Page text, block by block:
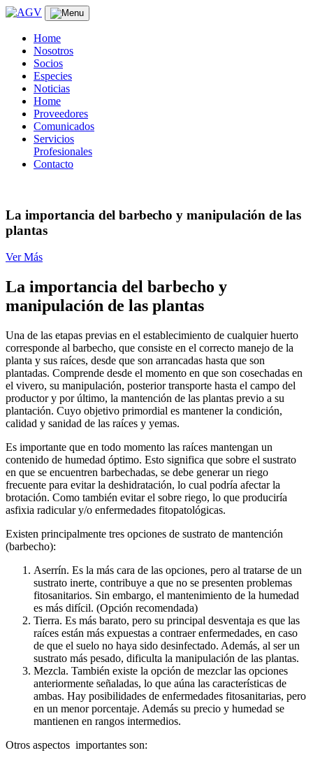
Skip
contentHome
Nosotros
Socios
Especies
Noticias
Home
Proveedores
Comunicados
Servicios
Profesionales
Contacto
La importancia del barbecho y manipulación de las
plantas
Ver Más
La importancia del barbecho y
manipulación de las plantas
Una de las etapas previas en el establecimiento de cualquier huerto
corresponde al barbecho, que consiste en el correcto manejo de la
planta y sus raíces, desde que son arrancadas hasta que son
plantadas. Comprende desde el momento en que son cosechadas en
el vivero, su manipulación, posterior transporte hasta el campo del
productor y por último, la mantención de las plantas previo a su
plantación. Cuyo objetivo primordial es mantener la condición,
calidad y sanidad de las raíces y yemas.
Es importante que en todo momento las raíces mantengan un
contenido de humedad óptimo. Esto significa que sobre el sustrato
en que se encuentren barbechadas, se debe generar un riego
frecuente para evitar la deshidratación, lo cual podría afectar la
brotación. Como también evitar el sobre riego, lo que produciría
asfixia radicular y/o enfermedades fitopatológicas.
Existen principalmente tres opciones de sustrato de mantención
(barbecho):
Aserrín. Es la más cara de las opciones, pero al tratarse de un
sustrato inerte, contribuye a que no se presenten problemas
fitosanitarios. Sin embargo, el mantenimiento de la humedad
es más difícil. (Opción recomendada)
Tierra. Es más barato, pero su principal desventaja es que las
raíces están más expuestas a contraer enfermedades, en caso
de que el suelo no haya sido desinfectado. Además, al ser un
sustrato más pesado, dificulta la manipulación de las plantas.
Mezcla. También existe la opción de mezclar las opciones
anteriormente señaladas, lo que aúna las características de
ambas. Hay posibilidades de enfermedades fitosanitarias, pero
en un menor porcentaje. Además su precio y humedad se
mantienen en rangos intermedios.
Otros aspectos importantes son: